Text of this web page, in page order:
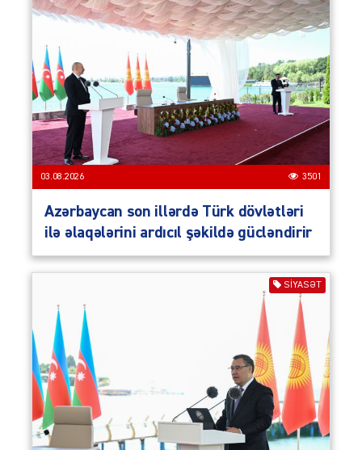
03.08.2026 3501
Azərbaycan son illərdə Türk dövlətləri
ilə əlaqələrini ardıcıl şəkildə gücləndirir
SIYASƏT